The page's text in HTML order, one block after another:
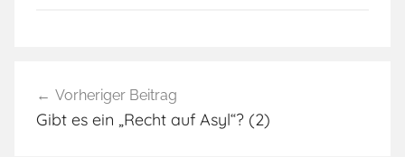
Vorheriger Beitrag
Gibt es ein „Recht auf Asyl“? (2)